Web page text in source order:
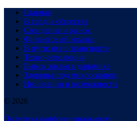
Главная
В сердце общества
Созидание и рынок
Финансовый компас
В пути: все о транспорте
Техно-революция
Рынок жилья в динамике
Здоровье под микроскопом
Инновации и возможности
© 2026
Политика конфиденциальности